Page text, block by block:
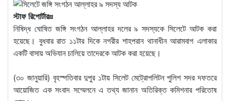
স্টাফ রিপোর্টারঃঃ
নিষিদ্ধ ঘোষিত জঙ্গি সংগঠন আল্লাহর দলের ৯ সদস্যকে সিলেটে আটক করা
হয়েছে। বুধবার রাত ১১টার দিকে নগরীর শাহপরান থানাধীন আরামবাগ এলাকার
একটি বাসায় অভিযান চালিয়ে তাদেরকে আটক করা হয়েছে।
(৩০ জানুয়ারি) বৃহস্পতিবার দুপুর ১টায় সিলেট মেট্রোপলিটন পুলিশ সদর দফতরে
আয়োজিত এক সংবাদ সম্মেলনে এ তথ্য জানান অতিরিক্ত কমিশনার পরিতোষ